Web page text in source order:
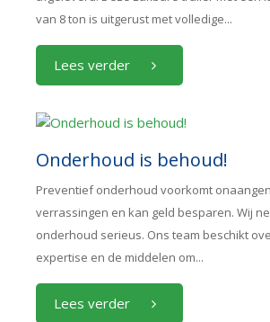
van 8 ton is uitgerust met volledige...
Lees verder
Onderhoud is behoud!
Preventief onderhoud voorkomt
verrassingen en kan geld besparen. Wij
onderhoud serieus. Ons team beschikt
expertise en de middelen om...
Lees verder